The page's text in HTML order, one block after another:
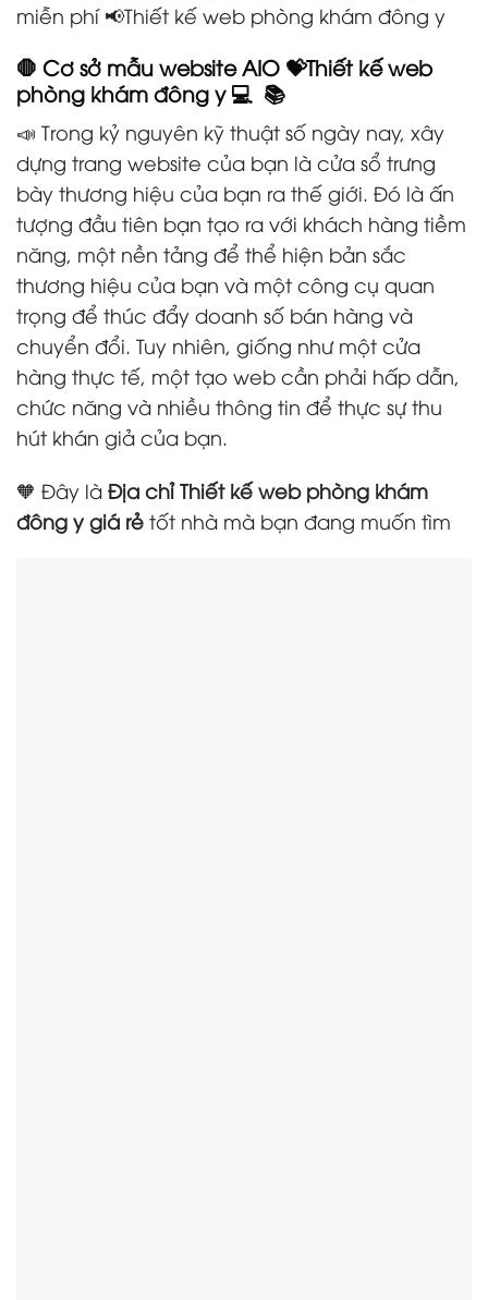
miễn phí 📢Thiết kế web phòng khám đông y
🛑 Cơ sở mẫu website AIO 💝Thiết kế web
phòng khám đông y 💻 📚
📣 Trong kỷ nguyên kỹ thuật số ngày nay, xây
dựng trang website của bạn là cửa sổ trưng
bày thương hiệu của bạn ra thế giới. Đó là ấn
tượng đầu tiên bạn tạo ra với khách hàng tiềm
năng, một nền tảng để thể hiện bản sắc
thương hiệu của bạn và một công cụ quan
trọng để thúc đẩy doanh số bán hàng và
chuyển đổi. Tuy nhiên, giống như một cửa
hàng thực tế, một tạo web cần phải hấp dẫn,
chức năng và nhiều thông tin để thực sự thu
hút khán giả của bạn.
🧡 Đây là Địa chỉ Thiết kế web phòng khám
đông y giá rẻ tốt nhà mà bạn đang muốn tìm